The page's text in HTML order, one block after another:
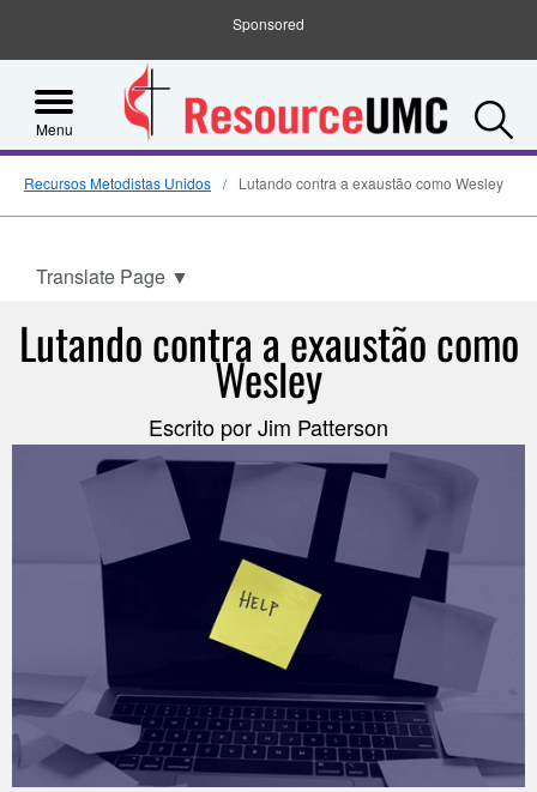
Sponsored
Menu
Recursos Metodistas Unidos Lutando contra a exaustão como Wesley
Translate Page ▼
Lutando contra a exaustão como
Wesley
Escrito por Jim Patterson